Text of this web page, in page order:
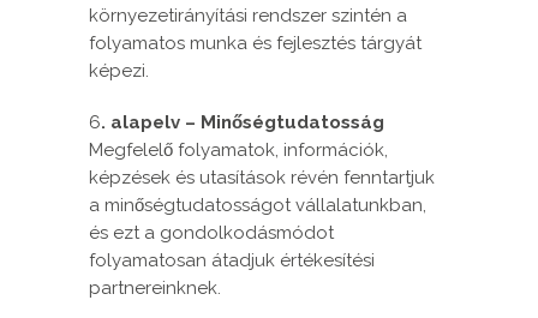
környezetirányítási rendszer szintén a
folyamatos munka és fejlesztés tárgyát
képezi.
6. alapelv – Minőségtudatosság
Megfelelő folyamatok, információk,
képzések és utasítások révén fenntartjuk
a minőségtudatosságot vállalatunkban,
és ezt a gondolkodásmódot
folyamatosan átadjuk értékesítési
partnereinknek.